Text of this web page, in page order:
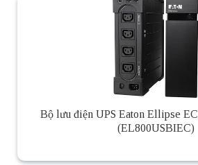
Bộ lưu điện UPS Eaton Ellipse
(EL800USBIEC)